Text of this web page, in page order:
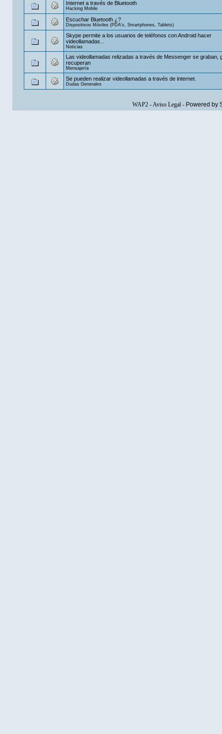
Internet a través de Bluetooth
Hacking Mobile
Escuchar Bluetooth ¿?
Dispositivos Móviles (PDA's, Smartphones, Tablets)
Skype permite a los usuarios de teléfonos con Android hacer
videollamadas...
Noticias
Las videollamadas relizadas a través de Messenger se graban,
recuperan
Mensajería
Se pueden realizar videollamadas a través de internet.
Dudas Generales
WAP2-Aviso Legal- Powered by